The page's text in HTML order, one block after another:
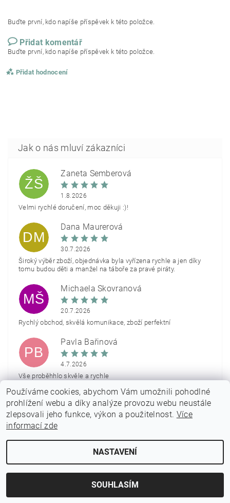
Buďte první, kdo napíše příspěvek k této položce.
Přidat komentář
Buďte první, kdo napíše příspěvek k této položce.
Přidat hodnocení
ŽŠ
Žaneta Šemberová
1.8.2026
Velmi rychlé doručení, moc děkuji :)!
DM
Dana Maurerová
30.7.2026
Široký výběr zboží, objednávka byla vyřízena rychle a jen díky
tomu budou děti a manžel na táboře za pravé piráty.
MŠ
Michaela Škovranová
20.7.2026
Rychlý obchod, skvělá komunikace, zboží perfektní
PB
Pavla Bařinová
4.7.2026
Vše proběhhlo skvěle a rychle
Zobrazit další hodnocení
2026 © PARTYON.cz, všechna práva vyhrazena
Vytvořil Shoptet
Používáme cookies, abychom Vám umožnili pohodlné
prohlížení webu a díky analýze provozu webu neustále
zlepsovali jeho funkce, výkon a použitelnost. Více
informací zde
NASTAVENÍ
SOUHLASÍM